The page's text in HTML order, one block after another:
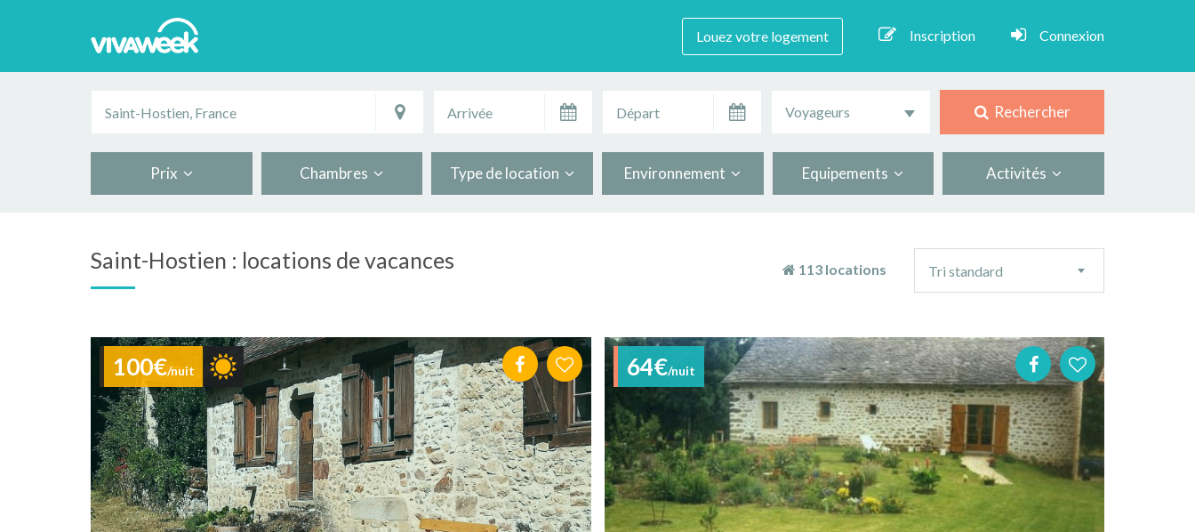
Louez votre logement Inscription Connexion
Voyageurs Rechercher
Prix Chambres Type de location Environnement Equipements Activités
Saint-Hostien : locations de vacances 113 locations
tri
Tri standard
100€/nuit 64€/nuit